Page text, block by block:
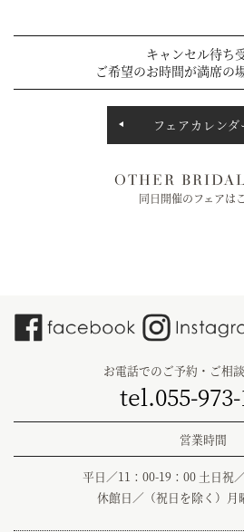
キャンセル待ち
ご希望のお時間が満席の
フェアカレンダ
OTHER
同日開催のフェアは
お電話でのご予約・ご相
tel.055-
営業時間
平日／11：00-19：00 土日祝
休館日／（祝日を除く）月